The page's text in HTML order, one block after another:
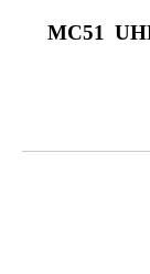
MC51